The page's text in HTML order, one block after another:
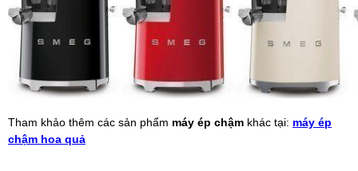
Tham khảo thêm các sản phẩm máy ép chậm khác tại: máy ép
chậm hoa quả